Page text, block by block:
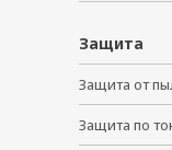
Защита
Защита от
Защита по